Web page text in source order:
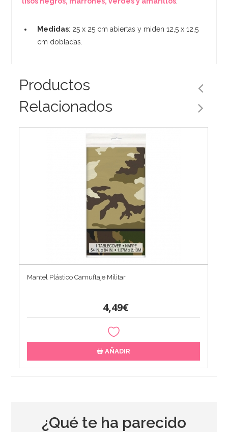
Medidas: 25 x 25 cm abiertas y miden 12,5 x 12,5
cm dobladas.
Productos
Relacionados
Mantel Plástico Camuflaje Militar
4,49€
AÑADIR
¿Qué te ha parecido